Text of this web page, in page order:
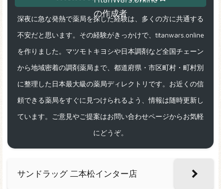
深夜に急な発熱で薬局を探した経験は、多くの方に共通する
不安だと思います。その経験がきっかけで、titanwars.online
を作りました。マツモトキヨシや日本調剤など全国チェーン
から地域密着の調剤薬局まで、都道府県・市区町村・町村別
に整理した日本最大級の薬局ディレクトリです。お近くの信
頼できる薬局をすぐに見つけられるよう、情報は随時更新し
ています。ご意見やご提案はお問い合わせページからお気軽
にどうぞ。
サンドラッグ 二本松インター店